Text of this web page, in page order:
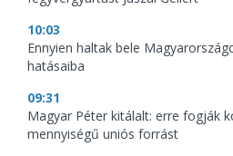
10:03
Ennyien haltak bele
hatásaiba
09:31
Magyar Péter kitálalt: erre fogják
mennyiségű uniós forrást